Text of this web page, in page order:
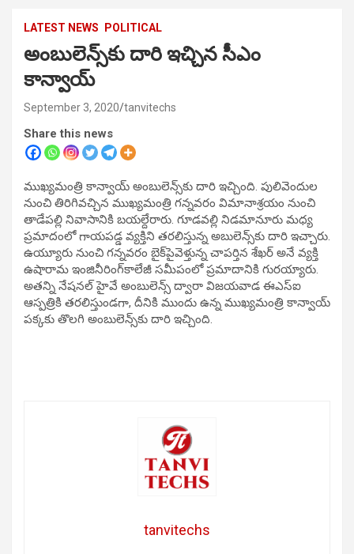
LATEST NEWS POLITICAL
అంబులెన్స్‌కు దారి ఇచ్చిన సీఎం
కాన్వాయ్‌
September 3, 2020 tanvitechs
Share this news
ముఖ్య‌మంత్రి కాన్వాయ్ అంబులెన్స్‌కు దారి ఇచ్చింది. పులివెందుల
నుంచి తిరిగివచ్చిన ముఖ్య‌మంత్రి గన్నవరం విమానాశ్రయం నుంచి
తాడేపల్లి నివాసానికి బయల్దేరారు. గూడవల్లి నిడమానూరు మధ్య
ప్రమాదంలో గాయపడ్డ వ్యక్తిని తరలిస్తున్న అబులెన్స్‌కు దారి ఇచ్చారు.
ఉయ్యూరు నుంచి గన్నవరం బైక్‌పైవెళ్తున్న చాపర్తిన శేఖర్‌ అనే వ్యక్తి
ఉషారామ ఇంజినీరింగ్‌కాలేజీ సమీపంలో ప్రమాదానికి గురయ్యారు.
అతన్ని నేషనల్‌ హైవే అంబులెన్స్‌ ద్వారా విజయవాడ ఈఎస్‌ఐ
ఆస్పత్రికి తరలిస్తుండగా, దీనికి ముందు ఉన్న ముఖ్యమంత్రి కాన్వాయ్‌
పక్కకు తొలగి అంబులెన్స్‌కు దారి ఇచ్చింది.
tanvitechs